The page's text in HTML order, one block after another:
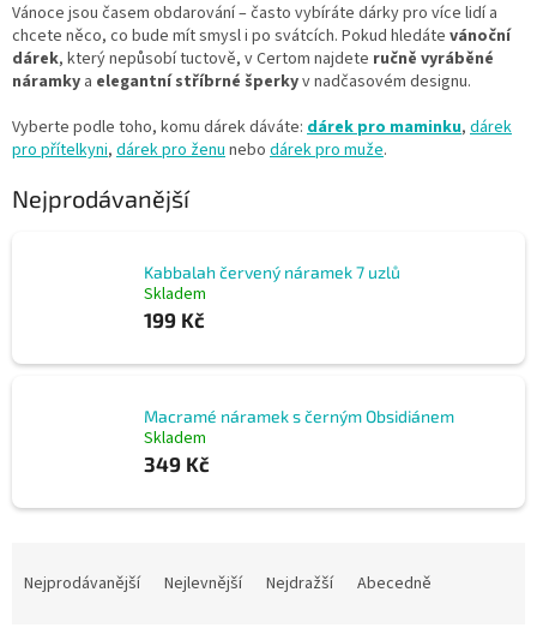
Vánoce jsou časem obdarování – často vybíráte dárky pro více lidí a
chcete něco, co bude mít smysl i po svátcích. Pokud hledáte vánoční
dárek, který nepůsobí tuctově, v Certom najdete ručně vyráběné
náramky a elegantní stříbrné šperkyv nadčasovém designu.
Vyberte podle toho, komu dárek dáváte: dárek pro maminku, dárek
pro přítelkyni, dárek pro ženunebo dárek pro muže.
Nejprodávanější
Kabbalah červený náramek 7 uzlů
Skladem
199 Kč
Macramé náramek s černým Obsidiánem
Skladem
349 Kč
Nejprodávanější Nejlevnější Nejdražší Abecedně